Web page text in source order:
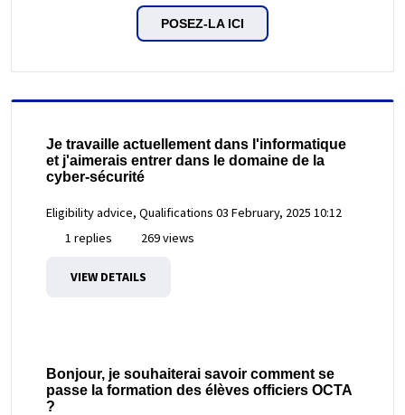
POSEZ-LA ICI
Je travaille actuellement dans l'informatique
et j'aimerais entrer dans le domaine de la
cyber-sécurité
Eligibility advice, Qualifications 03 February, 2025 10:12
1 replies
269 views
VIEW DETAILS
Bonjour, je souhaiterai savoir comment se
passe la formation des élèves officiers OCTA
?